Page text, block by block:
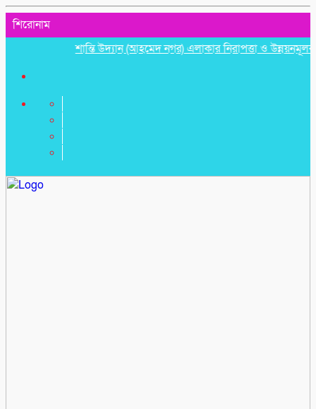
শিরোনাম
শান্তি উদ্যান (আহমেদ নগর) এলাকার নিরাপত্তা ও উন্নয়নমূলক